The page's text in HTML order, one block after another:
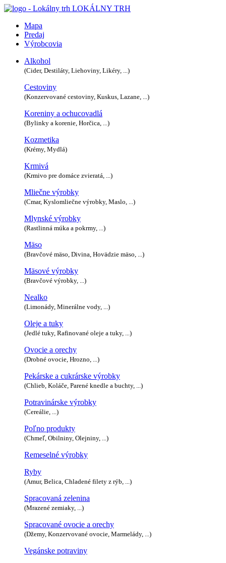
LOKÁLNY TRH
Mapa
Predaj
Výrobcovia
Alkohol
(Cider, Destiláty, Liehoviny, Likéry, ...)
Cestoviny
(Konzervované cestoviny, Kuskus, Lazane, ...)
Koreniny a ochucovadlá
(Bylinky a korenie, Horčica, ...)
Kozmetika
(Krémy, Mydlá)
Krmivá
(Krmivo pre domáce zvieratá, ...)
Mliečne výrobky
(Cmar, Kyslomliečne výrobky, Maslo, ...)
Mlynské výrobky
(Rastlinná múka a pokrmy, ...)
Mäso
(Bravčové mäso, Divina, Hovädzie mäso, ...)
Mäsové výrobky
(Bravčové výrobky, ...)
Nealko
(Limonády, Minerálne vody, ...)
Oleje a tuky
(Jedlé tuky, Rafinované oleje a tuky, ...)
Ovocie a orechy
(Drobné ovocie, Hrozno, ...)
Pekárske a cukrárske výrobky
(Chlieb, Koláče, Parené knedle a buchty, ...)
Potravinárske výrobky
(Cereálie, ...)
Poľno produkty
(Chmeľ, Obilniny, Olejniny, ...)
Remeselné výrobky
Ryby
(Amur, Belica, Chladené filety z rýb, ...)
Spracovaná zelenina
(Mrazené zemiaky, ...)
Spracované ovocie a orechy
(Džemy, Konzervované ovocie, Marmelády, ...)
Vegánske potraviny